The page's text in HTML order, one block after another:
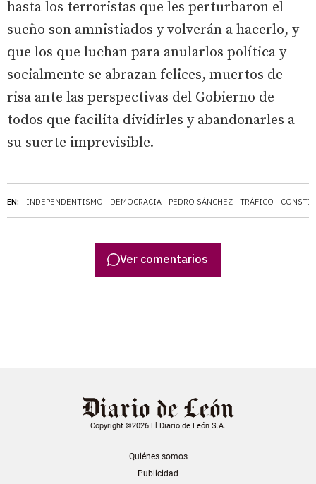
EN: INDEPENDENTISMO DEMOCRACIA PEDRO SÁNCHEZ TRÁFICO
hasta los terroristas que les perturbaron el
sueño son amnistiados y volverán a hacerlo, y
que los que luchan para anularlos política y
socialmente se abrazan felices, muertos de
risa ante las perspectivas del Gobierno de
todos que facilita dividirles y abandonarles a
su suerte imprevisible.
Ver comentarios
Copyright ©2026 El Diario de León S.A.
Quiénes somos
Publicidad